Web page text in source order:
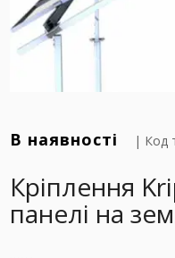
В наявності | Код
Кріплення
панелі на